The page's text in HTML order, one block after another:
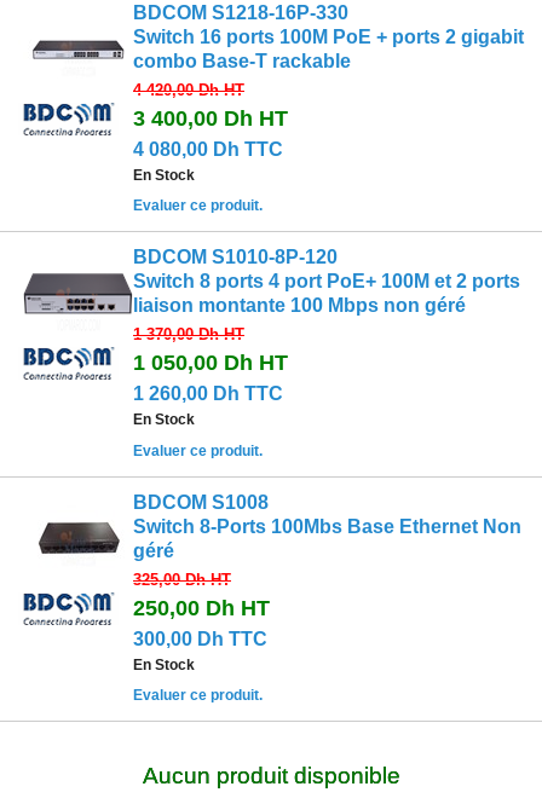
BDCOM S1218‐16P‐330
Switch 16 ports 100M PoE + ports 2 gigabit
combo Base‐T rackable
4 420,00 DhHT
3 400,00 Dh HT
4 080,00 Dh TTC
En Stock
Evaluer ce produit.
BDCOM S1010‐8P‐120
Switch 8 ports 4 port PoE+ 100M et 2 ports
liaison montante 100 Mbps non géré
1 370,00 DhHT
1 050,00 Dh HT
1 260,00 Dh TTC
En Stock
Evaluer ce produit.
BDCOM S1008
Switch 8-Ports 100Mbs Base Ethernet Non
géré
325,00 DhHT
250,00 Dh HT
300,00 Dh TTC
En Stock
Evaluer ce produit.
Aucun produit disponible